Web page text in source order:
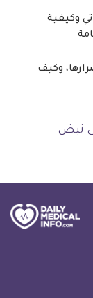
وكيفية
وكيف